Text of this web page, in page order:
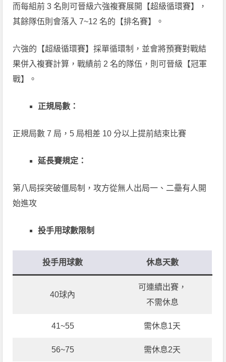
而每組前 3 名則可晉級六強複賽展開【超級循環賽】，
其餘隊伍則會落入 7~12 名的【排名賽】。
六強的【超級循環賽】採單循環制，並會將預賽對戰結
果併入複賽計算，戰績前 2 名的隊伍，則可晉級【冠軍
戰】。
正規局數：
正規局數 7 局，5 局相差 10 分以上提前結束比賽
延長賽規定：
第八局採突破僵局制，攻方從無人出局一、二壘有人開
始進攻
投手用球數限制
投手用球數 休息天數
40球內
可連續出賽，
不需休息
41~55 需休息1天
56~75 需休息2天